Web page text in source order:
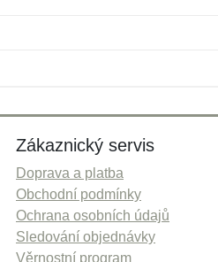
Zákaznický servis
Doprava a platba
Obchodní podmínky
Ochrana osobních údajů
Sledování objednávky
Věrnostní program